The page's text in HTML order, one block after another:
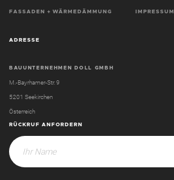
FASSADEN + WÄRMEDÄMMUNG IMPRESSUM
ADRESSE
BAUUNTERNEHMEN DOLL GMBH
M.-Bayrhamer-Str. 9
5201 Seekirchen
Österreich
RÜCKRUF ANFORDERN